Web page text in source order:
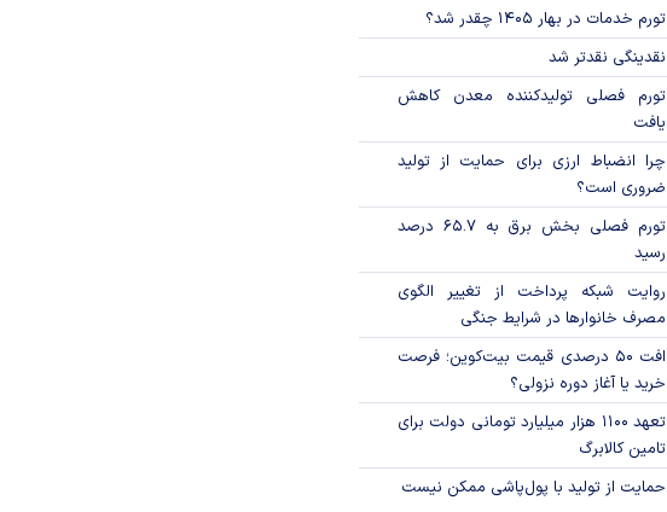
تورم خدمات در بهار ۱۴۰۵ چقدر شد؟
نقدینگی نقدتر شد
تورم فصلی تولیدکننده معدن کاهش
یافت
چرا انضباط ارزی برای حمایت از تولید
ضروری است؟
تورم فصلی بخش برق به ۶۵.۷ درصد
رسید
روایت شبکه پرداخت از تغییر الگوی
مصرف خانوار‌ها در شرایط جنگی
افت ۵۰ درصدی قیمت بیت‌کوین؛ فرصت
خرید یا آغاز دوره نزولی؟
تعهد ۱۱۰۰ هزار میلیارد تومانی دولت برای
تامین کالابرگ
حمایت از تولید با پول‌پاشی ممکن نیست